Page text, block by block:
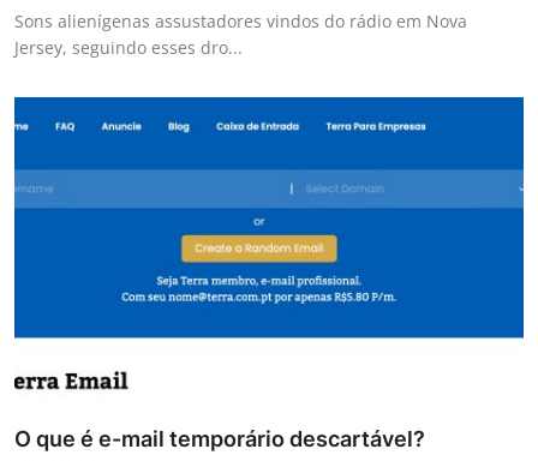
Sons alienígenas assustadores vindos do rádio em Nova
Jersey, seguindo esses dro...
O que é e-mail temporário descartável?